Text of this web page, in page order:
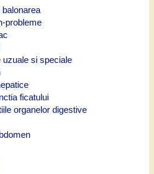
probleme
uzuale si speciale
ficatului
organelor digestive